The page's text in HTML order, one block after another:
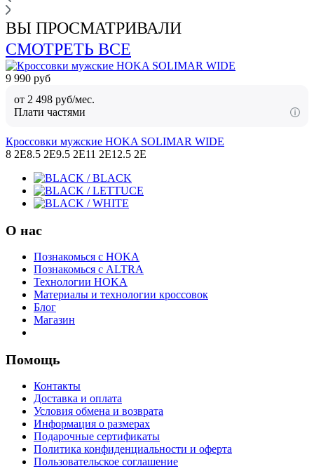
ВЫ ПРОСМАТРИВАЛИ
СМОТРЕТЬ ВСЕ
9 990 руб
от 2 498 руб/мес.
Плати частями
Кроссовки мужские HOKA SOLIMAR WIDE
8 2E8.5 2E9.5 2E11 2E12.5 2E
О нас
Познакомься с HOKA
Познакомься с ALTRA
Технологии HOKA
Материалы и технологии кроссовок
Блог
Магазин
Помощь
Контакты
Доставка и оплата
Условия обмена и возврата
Информация о размерах
Подарочные сертификаты
Политика конфиденциальности и оферта
Пользовательское соглашение